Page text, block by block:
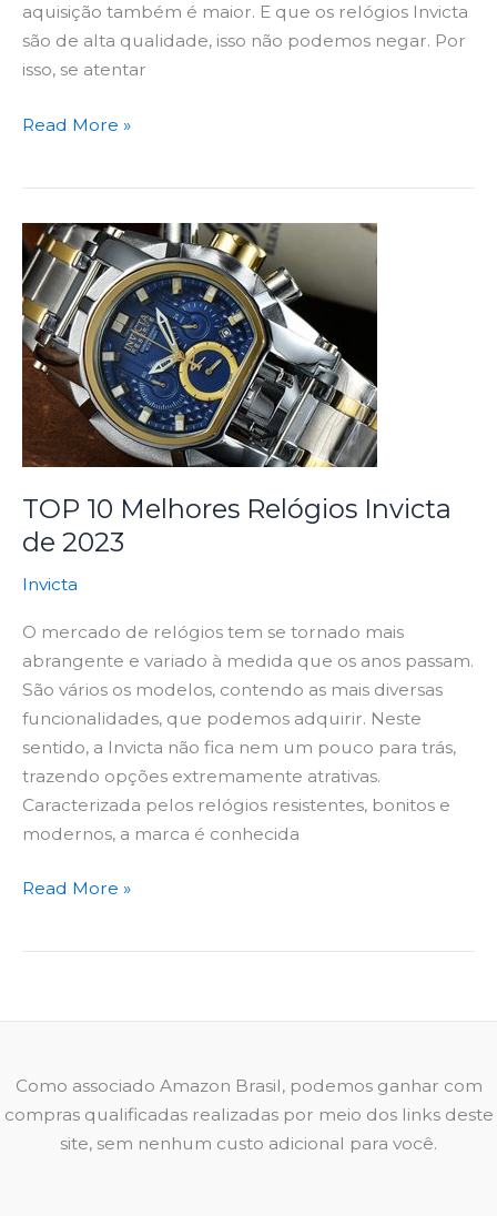
aquisição também é maior. E que os relógios Invicta
são de alta qualidade, isso não podemos negar. Por
isso, se atentar
Read More »
TOP 10 Melhores Relógios Invicta
de 2023
Invicta
O mercado de relógios tem se tornado mais
abrangente e variado à medida que os anos passam.
São vários os modelos, contendo as mais diversas
funcionalidades, que podemos adquirir. Neste
sentido, a Invicta não fica nem um pouco para trás,
trazendo opções extremamente atrativas.
Caracterizada pelos relógios resistentes, bonitos e
modernos, a marca é conhecida
TOP
10
Melhores
Relógios
Invicta
de
2023
Read More »
Como associado Amazon Brasil, podemos ganhar com
compras qualificadas realizadas por meio dos links deste
site, sem nenhum custo adicional para você.